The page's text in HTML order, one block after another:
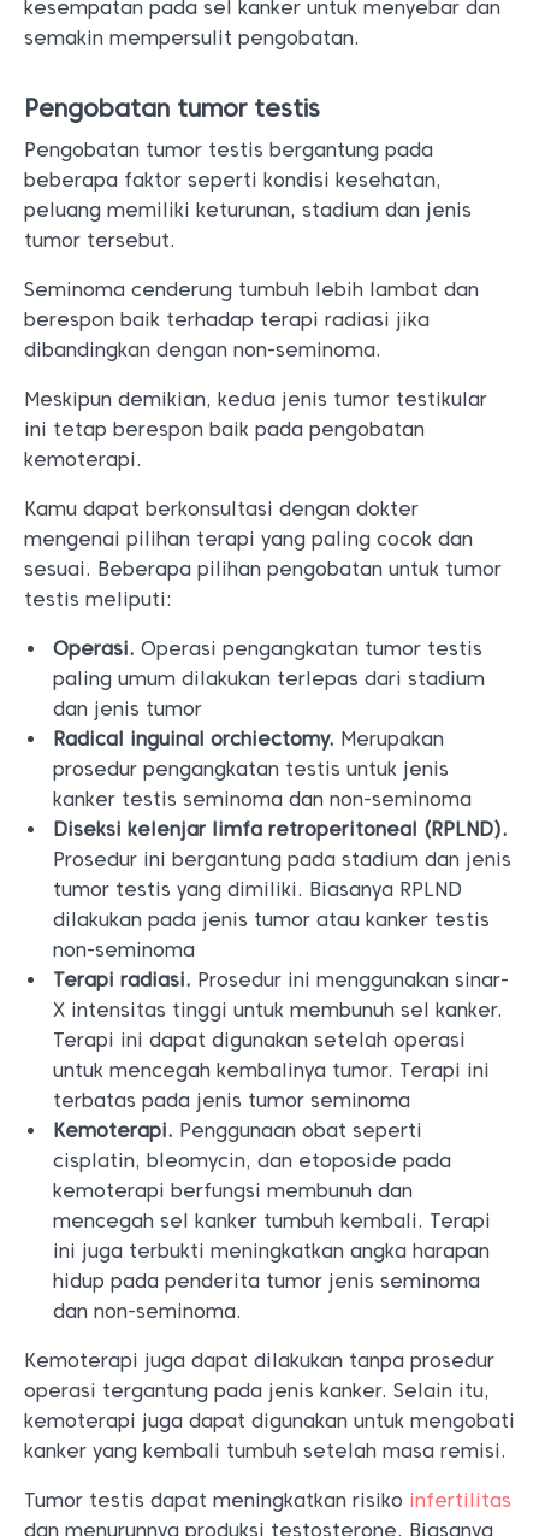
kesempatan pada sel kanker untuk menyebar dan
semakin mempersulit pengobatan.
Pengobatan tumor testis
Pengobatan tumor testis bergantung pada
beberapa faktor seperti kondisi kesehatan,
peluang memiliki keturunan, stadium dan jenis
tumor tersebut.
Seminoma cenderung tumbuh lebih lambat dan
berespon baik terhadap terapi radiasi jika
dibandingkan dengan non-seminoma.
Meskipun demikian, kedua jenis tumor testikular
ini tetap berespon baik pada pengobatan
kemoterapi.
Kamu dapat berkonsultasi dengan dokter
mengenai pilihan terapi yang paling cocok dan
sesuai. Beberapa pilihan pengobatan untuk tumor
testis meliputi:
Operasi. Operasi pengangkatan tumor testis
paling umum dilakukan terlepas dari stadium
dan jenis tumor
Radical inguinal orchiectomy. Merupakan
prosedur pengangkatan testis untuk jenis
kanker testis seminoma dan non-seminoma
Diseksi kelenjar limfa retroperitoneal (RPLND).
Prosedur ini bergantung pada stadium dan jenis
tumor testis yang dimiliki. Biasanya RPLND
dilakukan pada jenis tumor atau kanker testis
non-seminoma
Terapi radiasi. Prosedur ini menggunakan sinar-
X intensitas tinggi untuk membunuh sel kanker.
Terapi ini dapat digunakan setelah operasi
untuk mencegah kembalinya tumor. Terapi ini
terbatas pada jenis tumor seminoma
Kemoterapi. Penggunaan obat seperti
cisplatin, bleomycin, dan etoposide pada
kemoterapi berfungsi membunuh dan
mencegah sel kanker tumbuh kembali. Terapi
ini juga terbukti meningkatkan angka harapan
hidup pada penderita tumor jenis seminoma
dan non-seminoma.
Kemoterapi juga dapat dilakukan tanpa prosedur
operasi tergantung pada jenis kanker. Selain itu,
kemoterapi juga dapat digunakan untuk mengobati
kanker yang kembali tumbuh setelah masa remisi.
Tumor testis dapat meningkatkan risiko infertilitas
dan menurunnya produksi testosterone. Biasanya